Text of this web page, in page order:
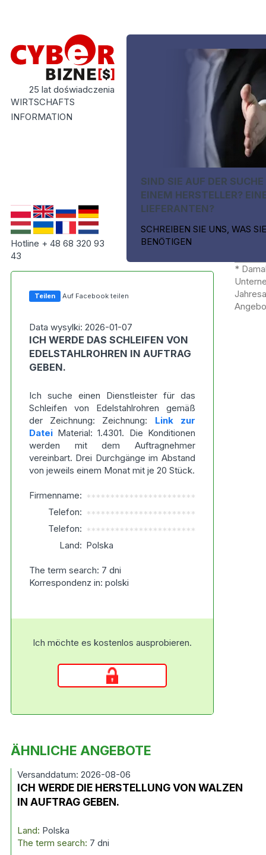
25 lat doświadczenia
WIRTSCHAFTS
INFORMATION
Hotline + 48 68 320 93
43
SIND SIE AUF DER
EINEM HERSTELLER?
LIEFERANTEN?
SCHREIBEN SIE UNS, WAS SIE
BENÖTIGEN
Teilen Auf Facebook teilen
Data wysylki: 2026-01-07
ICH WERDE DAS SCHLEIFEN VON
EDELSTAHLROHREN IN AUFTRAG
GEBEN.
Ich suche einen Dienstleister für das
Schleifen von Edelstahlrohren gemäß
der Zeichnung: Zeichnung: Link zur
DateiMaterial: 1.4301. Die Konditionen
werden mit dem Auftragnehmer
vereinbart. Drei Durchgänge im Abstand
von jeweils einem Monat mit je 20 Stück.
Firmenname: ***********************
Telefon: ***********************
Telefon: ***********************
Land: Polska
The term search: 7 dni
Korrespondenz in: polski
Ich möchte es kostenlos ausprobieren.
*
ÄHNLICHE ANGEBOTE
Versanddatum: 2026-08-06
ICH WERDE DIE HERSTELLUNG VON WALZEN
IN AUFTRAG GEBEN.
Land: Polska
The term search: 7 dni